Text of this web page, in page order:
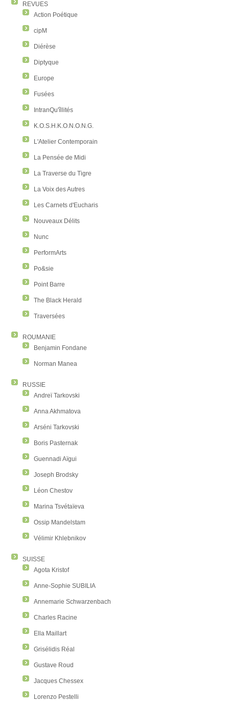
REVUES
Action Poétique
cipM
Diérèse
Diptyque
Europe
Fusées
IntranQu'îllités
K.O.S.H.K.O.N.O.N.G.
L'Atelier Contemporain
La Pensée de Midi
La Traverse du Tigre
La Voix des Autres
Les Carnets d'Eucharis
Nouveaux Délits
Nunc
PerformArts
Po&sie
Point Barre
The Black Herald
Traversées
ROUMANIE
Benjamin Fondane
Norman Manea
RUSSIE
Andreï Tarkovski
Anna Akhmatova
Arséni Tarkovski
Boris Pasternak
Guennadi Aïgui
Joseph Brodsky
Léon Chestov
Marina Tsvétaïeva
Ossip Mandelstam
Vélimir Khlebnikov
SUISSE
Agota Kristof
Anne-Sophie SUBILIA
Annemarie Schwarzenbach
Charles Racine
Ella Maillart
Grisélidis Réal
Gustave Roud
Jacques Chessex
Lorenzo Pestelli